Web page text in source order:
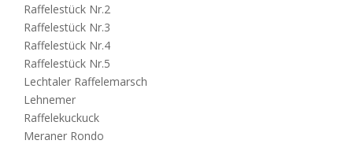
Raffelestück Nr.2
Raffelestück Nr.3
Raffelestück Nr.4
Raffelestück Nr.5
Lechtaler Raffelemarsch
Lehnemer
Raffelekuckuck
Meraner Rondo